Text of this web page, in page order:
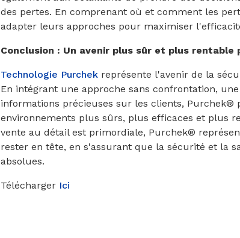
des pertes. En comprenant où et comment les
adapter leurs approches pour maximiser
Conclusion : Un avenir plus sûr et plus
Technologie Purchek représente l'avenir de la
En intégrant une approche sans confrontation,
informations précieuses sur les clients, Purchek®
environnements plus sûrs, plus efficaces et plus
vente au détail est primordiale, Purchek®
rester en tête, en s'assurant que la sécurité et la
absolues.
Télécharger Ici